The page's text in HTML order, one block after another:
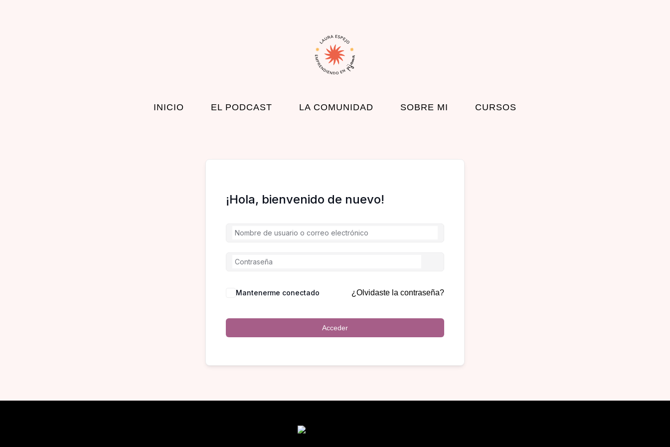
INICIO EL PODCAST LA COMUNIDAD SOBRE MI CURSOS
¡Hola, bienvenido de nuevo!
Mantenerme conectado ¿Olvidaste la contraseña?
Acceder